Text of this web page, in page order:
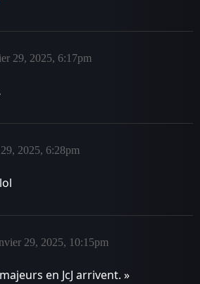
29, 2025, 6:17pm
2025, 6:28pm
29, 2025, 10:15pm
en JcJ arrivent. »